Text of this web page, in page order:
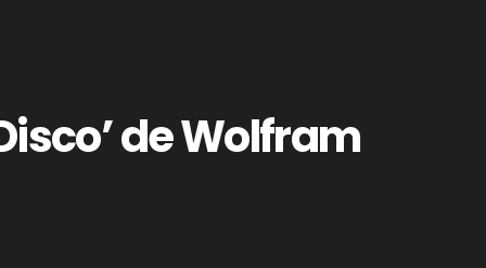
de Wolfram